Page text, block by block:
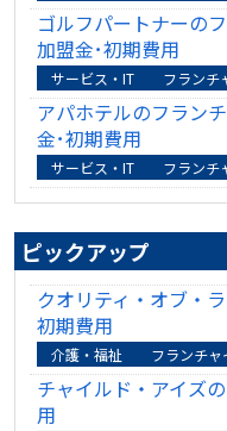
ゴルフパートナーの
加盟金･初期費用
サービス・IT フランチ
アパホテルのフラン
金･初期費用
サービス・IT フランチ
ピックアップ
クオリティ・オブ・
初期費用
介護・福祉 フランチャ
チャイルド・アイズ
用